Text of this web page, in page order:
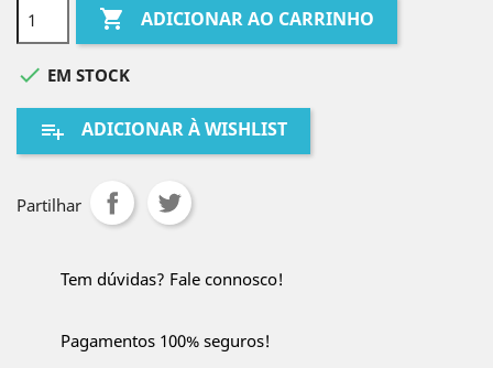
 ADICIONAR AO CARRINHO
 EM STOCK
playlist_add ADICIONAR À WISHLIST
Partilhar
Tem dúvidas? Fale connosco!
Pagamentos 100% seguros!